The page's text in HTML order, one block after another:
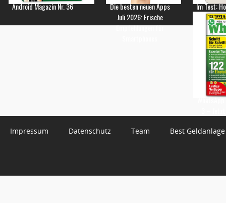
Android Magazin Nr. 36
Die besten neuen Apps
Juli 2026: Frische
Empfehlungen für
Im Test:
Impressum Datenschutz Team Best Geldanlage